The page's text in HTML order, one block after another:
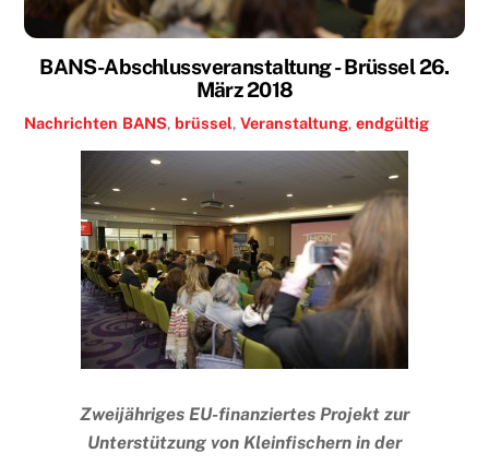
BANS-Abschlussveranstaltung - Brüssel 26.
März 2018
Nachrichten BANS, brüssel,Veranstaltung,endgültig
Zweijähriges EU-finanziertes Projekt zur
Unterstützung von Kleinfischern in der